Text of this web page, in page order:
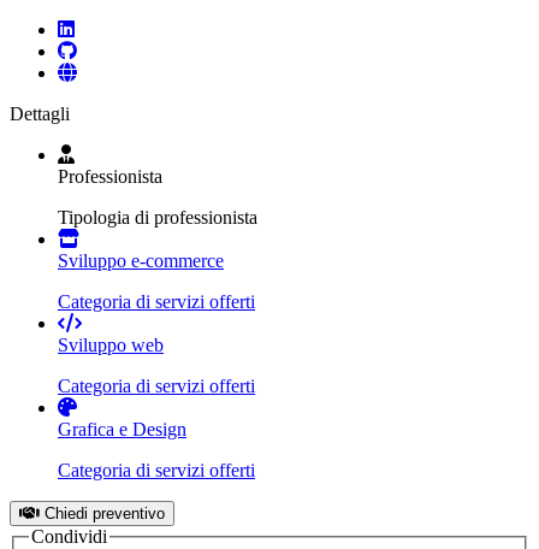
Dettagli
Professionista
Tipologia di professionista
Sviluppo e-commerce
Categoria di servizi offerti
Sviluppo web
Categoria di servizi offerti
Grafica e Design
Categoria di servizi offerti
Chiedi preventivo
Condividi